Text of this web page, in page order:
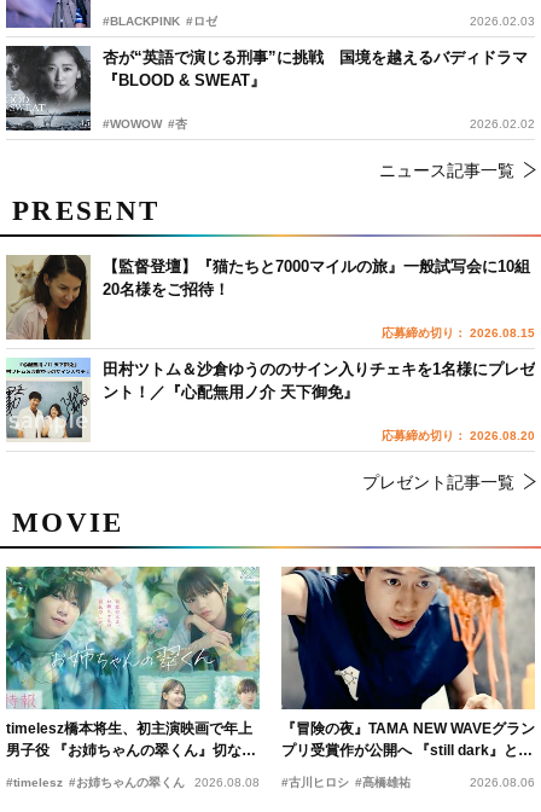
#BLACKPINK #ロゼ 2026.02.03
杏が“英語で演じる刑事”に挑戦 国境を越えるバディドラマ
『BLOOD & SWEAT』
#WOWOW #杏 2026.02.02
ニュース記事一覧
MOVIE
timelesz橋本将生、初主演映画で年上
男子役 『お姉ちゃんの翠くん』切ない
恋の幕開けを予感
#timelesz #お姉ちゃんの翠くん 2026.08.08
『冒険の夜』TAMA NEW WAVEグラン
プリ受賞作が公開へ 『still dark』と同
時上映決定
#古川ヒロシ #髙橋雄祐 2026.08.06
PRESENT
【監督登壇】『猫たちと7000マイルの旅』一般試写会に10組
20名様をご招待！
応募締め切り： 2026.08.15
田村ツトム＆沙倉ゆうののサイン入りチェキを1名様にプレゼ
ント！／『心配無用ノ介 天下御免』
応募締め切り： 2026.08.20
プレゼント記事一覧